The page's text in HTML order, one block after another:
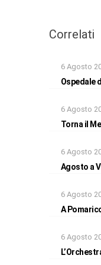
Correlati
6 Agosto
Ospedale
6 Agosto
Torna il
6 Agosto
Agosto a
6 Agosto
A
6 Agosto